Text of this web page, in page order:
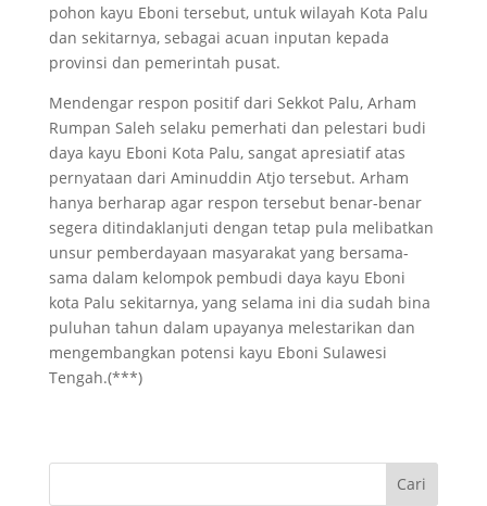
pohon kayu Eboni tersebut, untuk wilayah Kota Palu
dan sekitarnya, sebagai acuan inputan kepada
provinsi dan pemerintah pusat.
Mendengar respon positif dari Sekkot Palu, Arham
Rumpan Saleh selaku pemerhati dan pelestari budi
daya kayu Eboni Kota Palu, sangat apresiatif atas
pernyataan dari Aminuddin Atjo tersebut. Arham
hanya berharap agar respon tersebut benar-benar
segera ditindaklanjuti dengan tetap pula melibatkan
unsur pemberdayaan masyarakat yang bersama-
sama dalam kelompok pembudi daya kayu Eboni
kota Palu sekitarnya, yang selama ini dia sudah bina
puluhan tahun dalam upayanya melestarikan dan
mengembangkan potensi kayu Eboni Sulawesi
Tengah.(***)
Cari